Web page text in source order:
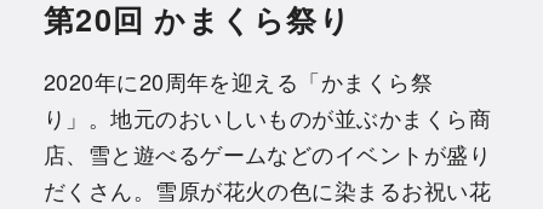
第20回 かまくら祭り
2020年に20周年を迎える「かまくら祭
り」。地元のおいしいものが並ぶかまくら商
店、雪と遊べるゲームなどのイベントが盛り
だくさん。雪原が花火の色に染まるお祝い花